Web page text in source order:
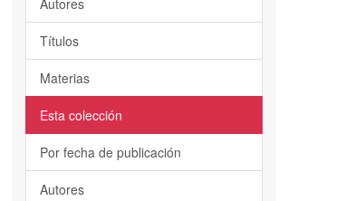
Títulos
Materias
Esta colección
Por fecha de publicación
Autores